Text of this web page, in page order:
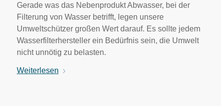
Gerade was das Nebenprodukt Abwasser, bei der
Filterung von Wasser betrifft, legen unsere
Umweltschützer großen Wert darauf. Es sollte jedem
Wasserfilterhersteller ein Bedürfnis sein, die Umwelt
nicht unnötig zu belasten.
Weiterlesen